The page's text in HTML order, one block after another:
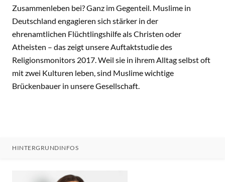
Zusammenleben bei? Ganz im Gegenteil. Muslime in
Deutschland engagieren sich stärker in der
ehrenamtlichen Flüchtlingshilfe als Christen oder
Atheisten – das zeigt unsere Auftaktstudie des
Religionsmonitors 2017. Weil sie in ihrem Alltag selbst oft
mit zwei Kulturen leben, sind Muslime wichtige
Brückenbauer in unsere Gesellschaft.
HINTERGRUNDINFOS